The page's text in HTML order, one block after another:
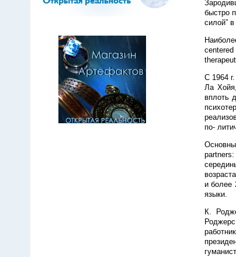
быстро
силой”
С 1964
Ла
вплоть
по-
и более
языки.
К.